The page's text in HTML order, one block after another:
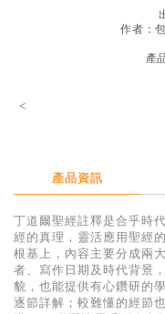
精選影音
中文二手書
英文二手書
精選英文書
電子書
作者：
產
<
產品資訊
丁道爾聖經註釋是合乎時
經的真理，靈活應用聖經
根基上，內容主要分成兩
者、寫作日期及時代背景
貌，也能提供有心鑽研的
逐節詳解；較難懂的經節